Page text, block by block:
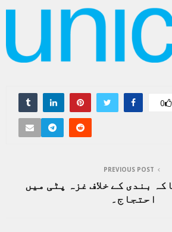
0
PREVIOUS POST
بندی کے خلاف غزہ پٹی میں
احتجاج۔